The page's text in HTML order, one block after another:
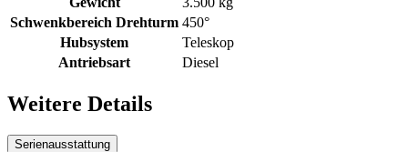
Schwenkbereich Drehturm 450°
Hubsystem
Teleskop
Antriebsart
Diesel
Weitere Details
Serienausstattung